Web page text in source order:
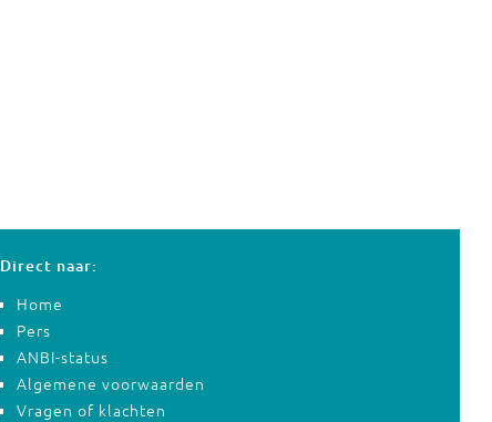
Direct naar:
Home
Pers
ANBI-status
Algemene voorwaarden
Vragen of klachten